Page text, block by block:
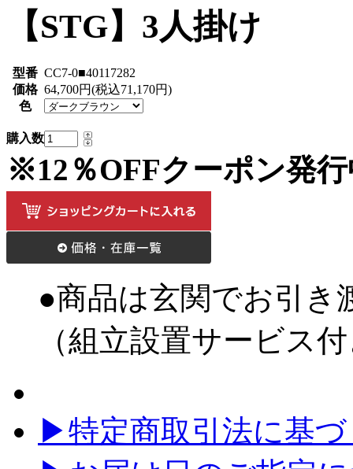
【STG】3人掛け
型番 CC7-0■40117282
価格 64,700円(税込71,170円)
色
購入数
※12％OFFクーポン発
●商品は玄関でお引き
（組立設置サービス
▶特定商取引法に基